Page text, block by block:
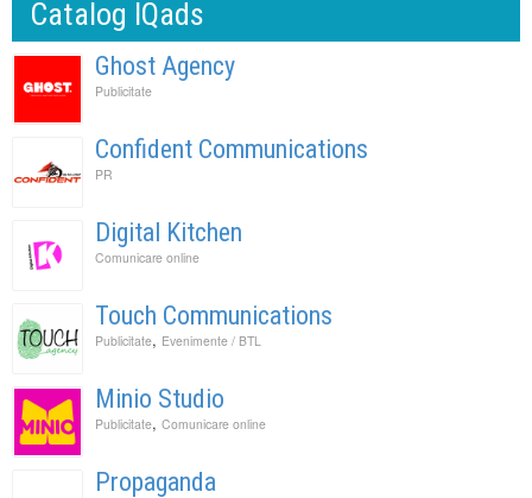
Catalog IQads
Ghost Agency
Publicitate
Confident Communications
PR
Digital Kitchen
Comunicare online
Touch Communications
Publicitate, Evenimente / BTL
Minio Studio
Publicitate, Comunicare online
Propaganda